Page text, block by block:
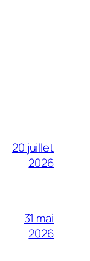
20 juillet
2026
31 mai
2026